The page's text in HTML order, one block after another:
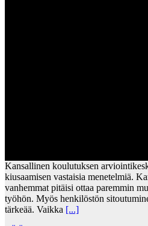
Kansallinen koulutuksen
kiusaamisen vastaisia menetelmiä.
vanhemmat pitäisi ottaa paremmin
työhön. Myös henkilöstön
tärkeää. Vaikka [...]